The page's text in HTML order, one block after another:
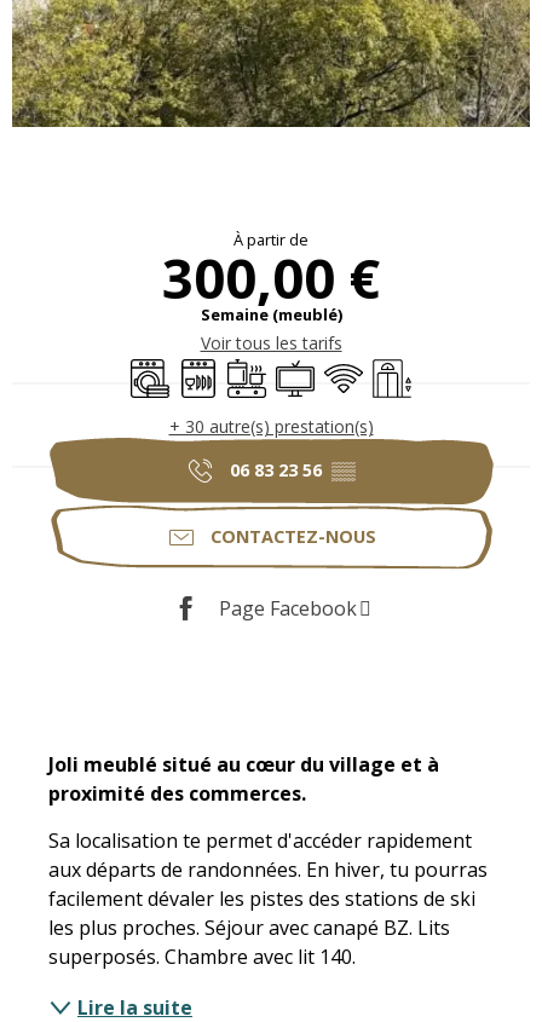
Ouverture et coordonnées
À partir de
300,00 €
Semaine (meublé)
Voir tous les tarifs
Lave lingeLave vaisselle
Plaque de cuisson
Télévision
WiFi Ascenseur
+ 30 autre(s) prestation(s)
06 83 23 56 ▒▒
CONTACTEZ-NOUS
Page Facebook
Joli meublé situé au cœur du village et à
proximité des commerces.
Sa localisation te permet d'accéder rapidement
aux départs de randonnées. En hiver, tu pourras
facilement dévaler les pistes des stations de ski
les plus proches. Séjour avec canapé BZ. Lits
superposés. Chambre avec lit 140.
Lire la suite